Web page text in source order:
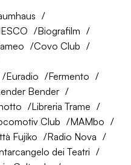
Biografilm
Covo Club
Euradio
Fermento
Bender
Libreria Trame
Club
MAMbo
Fujiko
Radio Nova
dei Teatri